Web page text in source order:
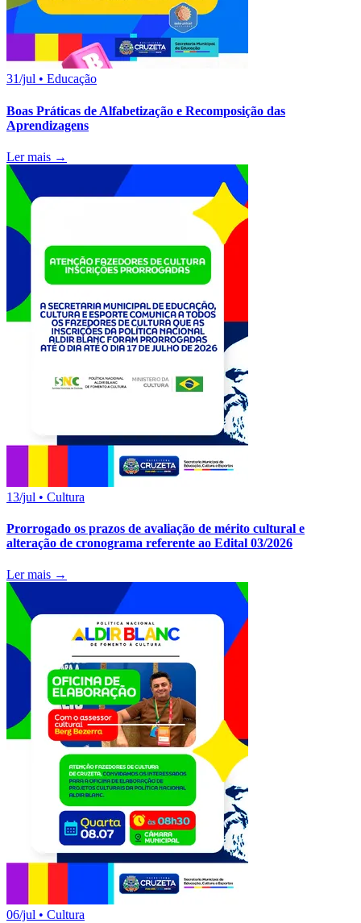
31/jul • Educação
Boas Práticas de Alfabetização e Recomposição das
Aprendizagens
Ler mais →
13/jul • Cultura
Prorrogado os prazos de avaliação de mérito cultural e
alteração de cronograma referente ao Edital 03/2026
Ler mais →
06/jul • Cultura